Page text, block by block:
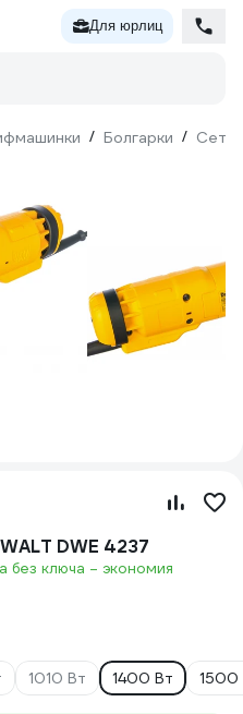
Для юрлиц
/ Болгарки /
DWE 4237
без ключа – экономия
1010 Вт 1400 Вт 1500